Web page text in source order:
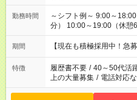
勤務時間
～シフト例～ 9:00～18:00（休憩60分） 7:00～16:00（休憩60
分） 10:00～19:00（休憩60分） ※Wワーク希望の方
お仕事で希望する勤務時
計が 週40時間を超えなけ
期間 【現在も積極採用中！急
特徴 履歴書不要 / 40～50代活
上の大量募集 / 電話対応